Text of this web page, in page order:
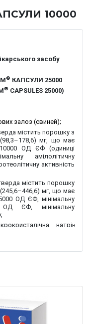
10000
засобу
® КАПСУЛИ 25000
® CAPSULES 25000)
залоз (свиней);
містить порошку з
(98,3–178,6) мг, що має
10000 ОД ЄФ (одиниці
амілолітичну
активність
містить порошку
мг, що має
ОД ЄФ, мінімальну
ОД ЄФ, мінімальну
натрію
сополімер
(Е 172), симетикону
з
моно- та дигліцеридів,
тригліцеридів,
натрію хлориду,